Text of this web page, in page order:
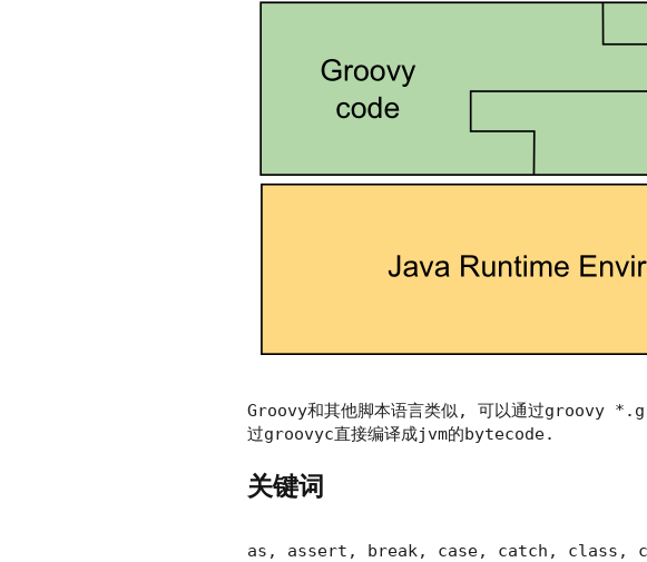
Groovy和其他脚本语言类似, 可以通过groovy
过groovyc直接编译成jvm的bytecode.
关键词
as, assert, break, case, catch, class,